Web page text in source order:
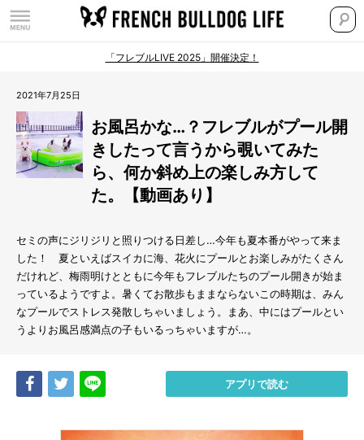
「フレブルLIVE 2025」開催決定！
2021年7月25日
お風呂かな…？フレブルがプール開
きしたって言うから覗いてみた
ら、何か斜め上の楽しみ方して
た。【動画あり】
セミの声にジリジリと照りつける日差し…今年も夏本番がやって来ま
した！ 夏といえばスイカに海、花火にプールとお楽しみがたくさん
だけれど、梅雨明けとともに今年もフレブルたちのプール開きが始ま
っているようですよ。暑くてお散歩もままならないこの時期は、みん
なプールでストレス発散しちゃいましょう。まあ、中にはプールとい
うよりお風呂感満点の子もいるっちゃいますが…。
Share Tweet アプリで読む